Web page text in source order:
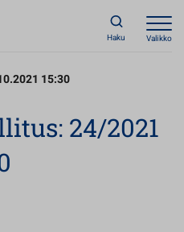
Haku Valikko
15:30
24/2021